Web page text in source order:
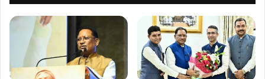
डॉ.